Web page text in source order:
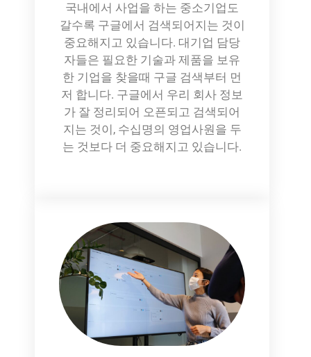
국내에서 사업을 하는 중소기업도
갈수록 구글에서 검색되어지는 것이
중요해지고 있습니다. 대기업 담당
자들은 필요한 기술과 제품을 보유
한 기업을 찾을때 구글 검색부터 먼
저 합니다. 구글에서 우리 회사 정보
가 잘 정리되어 오픈되고 검색되어
지는 것이, 수십명의 영업사원을 두
는 것보다 더 중요해지고 있습니다.